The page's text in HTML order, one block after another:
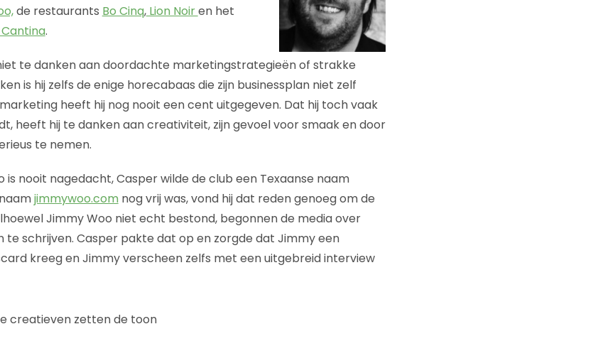
de restaurants Bo Cinq,Lion Noiren het
Cantina.
te danken aan doordachte marketingstrategieën of strakke
is hij zelfs de enige horecabaas die zijn businessplan niet zelf
heeft hij nog nooit een cent uitgegeven. Dat hij toch vaak
heeft hij te danken aan creativiteit, zijn gevoel voor smaak en door
te nemen.
is nooit nagedacht, Casper wilde de club een Texaanse naam
jimmywoo.com nog vrij was, vond hij dat reden genoeg om de
Jimmy Woo niet echt bestond, begonnen de media over
te schrijven. Casper pakte dat op en zorgde dat Jimmy een
kreeg en Jimmy verscheen zelfs met een uitgebreid interview
creatieven zetten de toon